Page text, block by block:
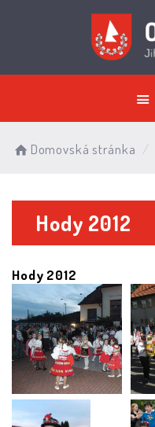
Domovská stránka
Hody 2012
Hody 2012